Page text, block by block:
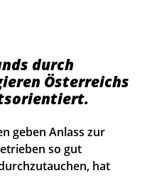
durch
Österreichs
geben Anlass zur
so gut
hat